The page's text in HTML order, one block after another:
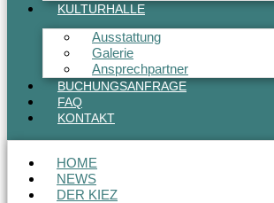
KULTURHALLE
Ausstattung
Galerie
Ansprechpartner
BUCHUNGSANFRAGE
FAQ
KONTAKT
HOME
NEWS
DER KIEZ